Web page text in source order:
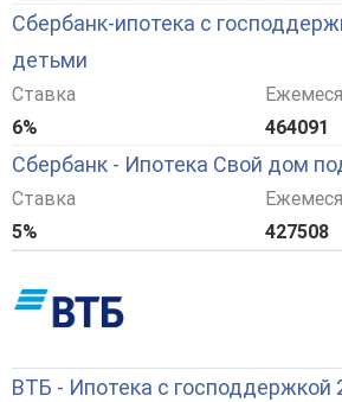
Сбербанк-ипотека с
детьми
Ставка
6%
464091
Сбербанк - Ипотека Свой дом
Ставка
5%
427508
ВТБ - Ипотека с господдержкой